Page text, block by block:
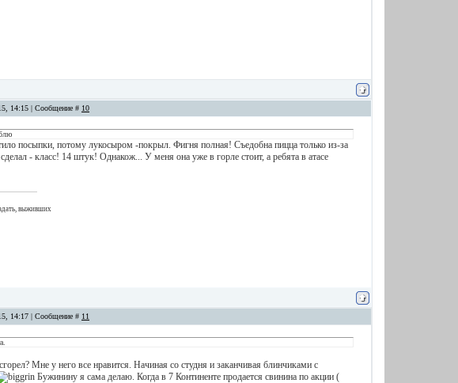
14:15 | Сообщение # 10
посыпки, потому лукосыром -покрыл. Фигня полная! Съедобна пицца только из-за
- класс! 14 штук! Однакож... У меня она уже в горле стоит, а ребята в атасе
выживших
14:17 | Сообщение # 11
Мне у него все нравится. Начиная со студня и заканчивая блинчиками с
Бужинину я сама делаю. Когда в 7 Континенте продается свинина по акции (